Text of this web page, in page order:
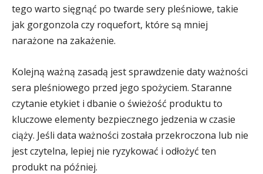
tego warto sięgnąć po twarde sery pleśniowe, takie
jak gorgonzola czy roquefort, które są mniej
narażone na zakażenie.
Kolejną ważną zasadą jest sprawdzenie daty ważności
sera pleśniowego przed jego spożyciem. Staranne
czytanie etykiet i dbanie o świeżość produktu to
kluczowe elementy bezpiecznego jedzenia w czasie
ciąży. Jeśli data ważności została przekroczona lub nie
jest czytelna, lepiej nie ryzykować i odłożyć ten
produkt na później.